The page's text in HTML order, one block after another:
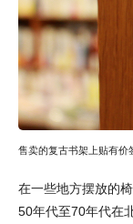
售卖的复古书架上贴有价
在一些地方摆放的
50年代至70年代在